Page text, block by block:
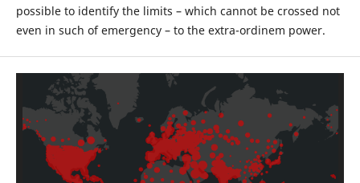
possible to identify the limits – which cannot be crossed not
even in such of emergency – to the extra-ordinem power.